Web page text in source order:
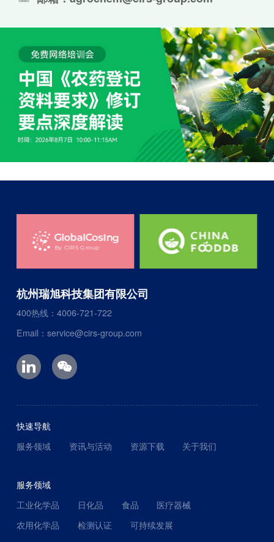
杭州瑞旭科技集团有限公司
400热线：4006-721-722
Email：service@cirs-group.com
快速导航
服务领域
资讯与活动 资源下载 关于我们
服务领域
工业化学品
日化品 食品
医疗器械
农用化学品
检测认证 可持续发展